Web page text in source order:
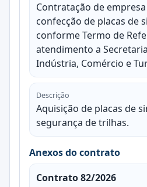
Contratação de
confecção de placas de
conforme Termo de
atendimento a
Indústria, Comércio e
Descrição
Aquisição de placas de
segurança de trilhas.
Anexos do contrato
Contrato 82/2026